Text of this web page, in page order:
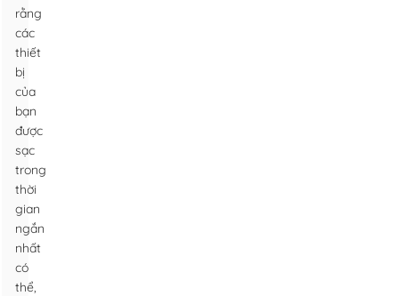
rằng
các
thiết
bị
của
bạn
được
sạc
trong
thời
gian
ngắn
nhất
có
thể,